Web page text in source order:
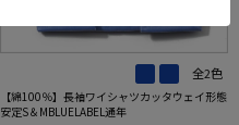
全2色
【綿100％】長袖ワイシャツカッタウェイ形態
安定S＆MBLUELABEL通年